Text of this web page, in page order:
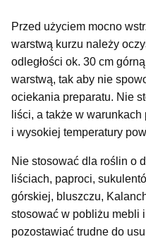
Przed użyciem mocno
warstwą kurzu należy
odległości ok. 30 cm
warstwą, tak aby nie
ociekania preparatu. Nie
liści, a także w warunkach
i wysokiej temperatury
Nie stosować dla roślin o
liściach, paproci,
górskiej, bluszczu,
stosować w pobliżu mebli
pozostawiać trudne do